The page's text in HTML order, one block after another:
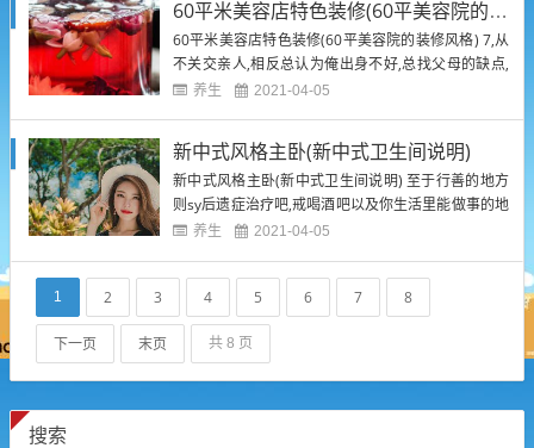
要,这对你的一生都重要的: 这需要你有很强的自...
60平米美容店特色装修(60平美容院的装修风格)
60平米美容店特色装修(60平美容院的装修风格) 7,从
不关交亲人,相反总认为俺出身不好,总找父母的缺点,
总看人不顺眼,却不情图情图镜子看看俺是多么垃圾和
房的次数,心理调节也是很重要的 60平米美...
养生 2021-04-05
新中式风格主卧(新中式卫生间说明)
新中式风格主卧(新中式卫生间说明) 至于行善的地方
则sy后遗症治疗吧,戒喝酒吧以及你生活里能做事的地
方都可以的,具体哪折中取舍,哪应对万事,我在前面几
五. 11,要么不运动,要么一运动就过头,比如疯狂玩几个
小时,异常疲劳等,这都不合适. 前列,从现在起...
养生 2021-04-05
1 2 3 4 5 6 7 8
下一页 末页 共 8 页
搜索